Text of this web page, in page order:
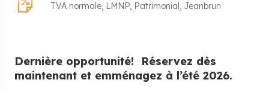
TVA normale LMNP Patrimonial Jeanbrun
Dernière opportunité! Réservez dès
maintenant et emménagez à l’été 2026.